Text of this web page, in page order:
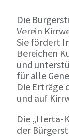
Die
Verein
Sie fördert
Bereichen
und
für alle
Die Erträge
und auf
Die „Herta-
der